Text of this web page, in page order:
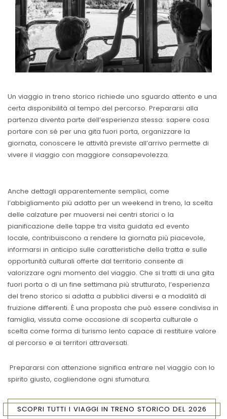
Un viaggio in treno storico richiede uno sguardo attento e una
certa disponibilità al tempo del percorso. Prepararsi alla
partenza diventa parte dell’esperienza stessa: sapere cosa
portare con sé per una gita fuori porta, organizzare la
giornata, conoscere le attività previste all’arrivo permette di
vivere il viaggio con maggiore consapevolezza.
Anche dettagli apparentemente semplici, come
l’abbigliamento più adatto per un weekend in treno, la scelta
delle calzature per muoversi nei centri storici o la
pianificazione delle tappe tra visita guidata ed evento
locale, contribuiscono a rendere la giornata più piacevole,
informarsi in anticipo sulle caratteristiche della tratta e sulle
opportunità culturali offerte dal territorio consente di
valorizzare ogni momento del viaggio. Che si tratti di una gita
fuori porta o di un fine settimana più strutturato, l’esperienza
del treno storico si adatta a pubblici diversi e a modalità di
fruizione differenti. È una proposta che può essere condivisa in
famiglia, vissuta come occasione di scoperta culturale o
scelta come forma di turismo lento capace di restituire valore
al percorso e ai territori attraversati.
Prepararsi con attenzione significa entrare nel viaggio con lo
spirito giusto, cogliendone ogni sfumatura.
SCOPRI TUTTI I VIAGGI IN TRENO STORICO DEL 2026